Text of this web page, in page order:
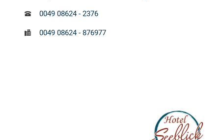
0049 08624- 2376
0049 08624- 876977